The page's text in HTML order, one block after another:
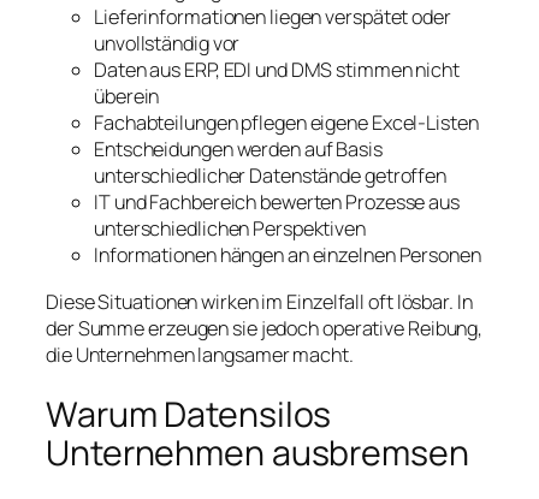
Lieferinformationen liegen verspätet oder
unvollständig vor
Daten aus ERP, EDI und DMS stimmen nicht
überein
Fachabteilungen pflegen eigene Excel-Listen
Entscheidungen werden auf Basis
unterschiedlicher Datenstände getroffen
IT und Fachbereich bewerten Prozesse aus
unterschiedlichen Perspektiven
Informationen hängen an einzelnen Personen
Diese Situationen wirken im Einzelfall oft lösbar. In
der Summe erzeugen sie jedoch operative Reibung,
die Unternehmen langsamer macht.
Warum Datensilos
Unternehmen ausbremsen